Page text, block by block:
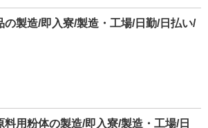
の製造/即入寮/製造・工場/日勤/日払い/
料用粉体の製造/即入寮/製造・工場/日